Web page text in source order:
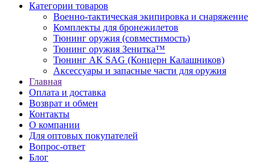
Категории товаров
Военно-тактическая экипировка и снаряжение
Комплекты для бронежилетов
Тюнинг оружия (совместимость)
Тюнинг оружия Зенитка™
Тюнинг АК SAG (Концерн Калашников)
Аксессуары и запасные части для оружия
Главная
Оплата и доставка
Возврат и обмен
Контакты
О компании
Для оптовых покупателей
Вопрос-ответ
Блог